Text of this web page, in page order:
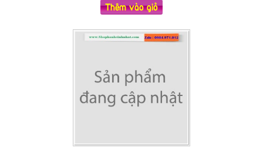
Thêm vào giỏ